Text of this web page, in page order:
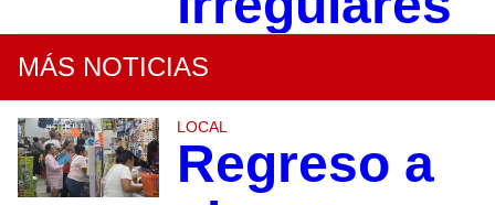
MÁS NOTICIAS
LOCAL
Regreso a